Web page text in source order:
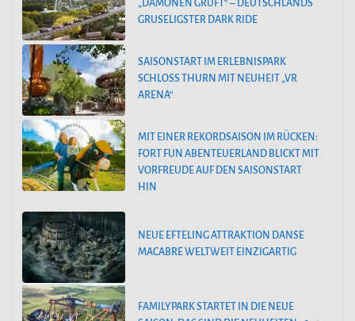
„DÄMONEN GRUFT“ – DEUTSCHLANDS
GRUSELIGSTER DARK RIDE
SAISONSTART IM ERLEBNISPARK
SCHLOSS THURN MIT NEUHEIT „VR
ARENA“
MIT EINER REKORDSAISON IM RÜCKEN:
FORT FUN ABENTEUERLAND BLICKT MIT
VORFREUDE AUF DEN SAISONSTART
HIN
NEUE EFTELING ATTRAKTION DANSE
MACABRE WELTWEIT EINZIGARTIG
FAMILYPARK STARTET IN DIE NEUE